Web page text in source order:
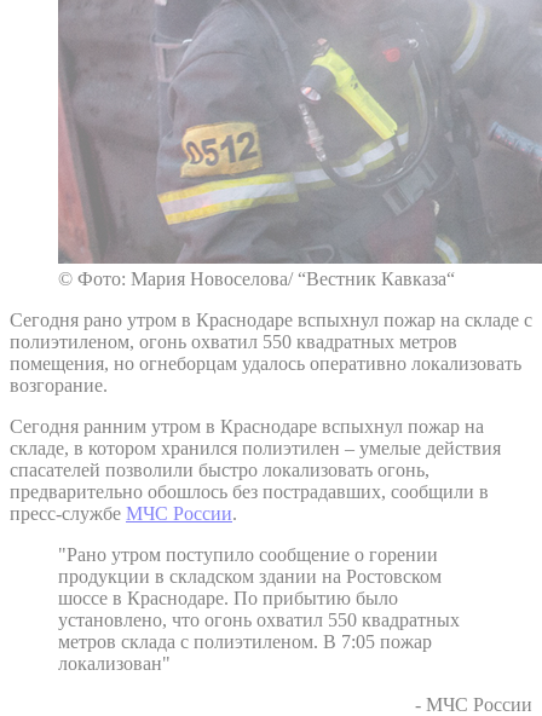
© Фото: Мария Новоселова/ “Вестник Кавказа“
Сегодня рано утром в Краснодаре вспыхнул пожар на складе с
полиэтиленом, огонь охватил 550 квадратных метров
помещения, но огнеборцам удалось оперативно локализовать
возгорание.
Сегодня ранним утром в Краснодаре вспыхнул пожар на
складе, в котором хранился полиэтилен – умелые действия
спасателей позволили быстро локализовать огонь,
предварительно обошлось без пострадавших, сообщили в
пресс-службе МЧС России.
"Рано утром поступило сообщение о горении
продукции в складском здании на Ростовском
шоссе в Краснодаре. По прибытию было
установлено, что огонь охватил 550 квадратных
метров склада с полиэтиленом. В 7:05 пожар
локализован"
- МЧС России